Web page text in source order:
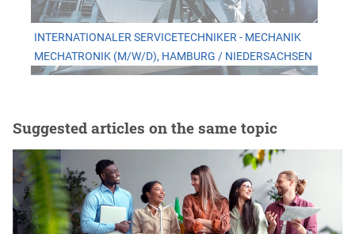
INTERNATIONALER SERVICETECHNIKER - MECHANIK
MECHATRONIK (M/W/D), HAMBURG / NIEDERSACHSEN
Suggested articles on the same topic